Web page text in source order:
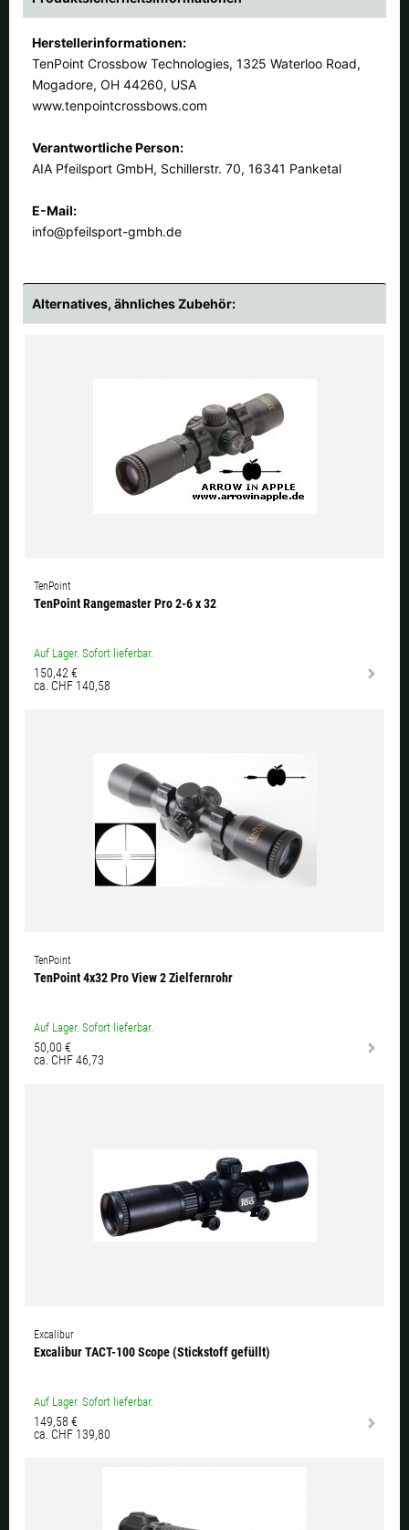
Herstellerinformationen:
TenPoint Crossbow Technologies, 1325 Waterloo Road,
Mogadore, OH 44260, USA
www.tenpointcrossbows.com
Verantwortliche Person:
AIA Pfeilsport GmbH, Schillerstr. 70, 16341 Panketal
E-Mail:
info@pfeilsport-gmbh.de
Alternatives, ähnliches Zubehör:
TenPoint
TenPoint Rangemaster Pro 2-6 x 32
Auf Lager. Sofort lieferbar.
150,42 €
ca. CHF 140,58
TenPoint
TenPoint 4x32 Pro View 2 Zielfernrohr
Auf Lager. Sofort lieferbar.
50,00 €
ca. CHF 46,73
Excalibur
Excalibur TACT-100 Scope (Stickstoff gefüllt)
Auf Lager. Sofort lieferbar.
149,58 €
ca. CHF 139,80